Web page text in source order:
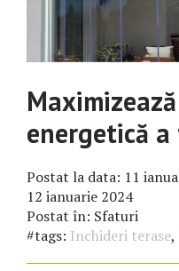
energetică
Postat la data: 11
12 ianuarie 2024
Postat în: Sfaturi
#tags: Inchideri terase,